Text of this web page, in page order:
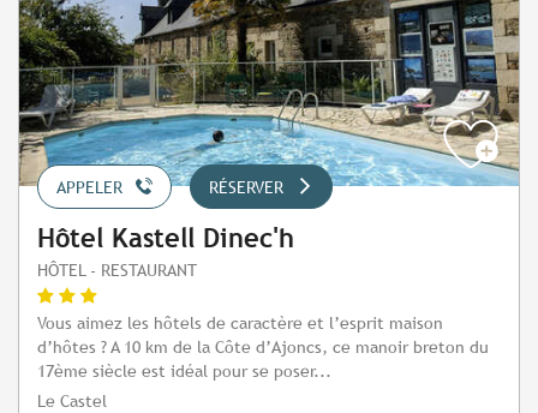
APPELER RÉSERVER
Hôtel Kastell Dinec'h
HÔTEL - RESTAURANT
Vous aimez les hôtels de caractère et l’esprit maison
d’hôtes ? A 10 km de la Côte d’Ajoncs, ce manoir breton du
17ème siècle est idéal pour se poser...
Le Castel